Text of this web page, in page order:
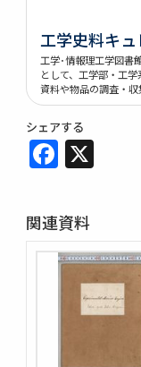
工学史料キ
工学･情報理工学図書
として、工学部・工
資料や物品の調査・収
シェアする
関連資料